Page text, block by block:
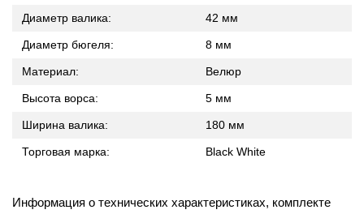
Диаметр валика: 42 мм
Диаметр бюгеля: 8 мм
Материал: Велюр
Высота ворса: 5 мм
Ширина валика: 180 мм
Торговая марка: Black White
Информация о технических характеристиках, комплекте